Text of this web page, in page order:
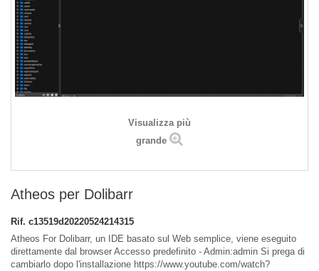
Visualizza più
grande
Atheos per Dolibarr
Rif. c13519d20220524214315
Atheos For Dolibarr, un IDE basato sul Web semplice, viene eseguito
direttamente dal browser Accesso predefinito - Admin:admin Si prega di
cambiarlo dopo l'installazione https://www.youtube.com/watch?